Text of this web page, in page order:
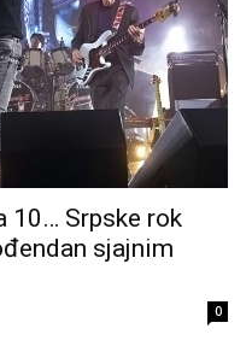
10… Srpske rok
sjajnim
0